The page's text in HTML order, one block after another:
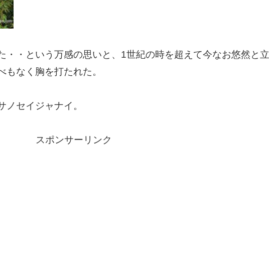
・・という万感の思いと、1世紀の時を超えて今なお悠然と立
なく胸を打たれた。
ノセイジャナイ。
スポンサーリンク